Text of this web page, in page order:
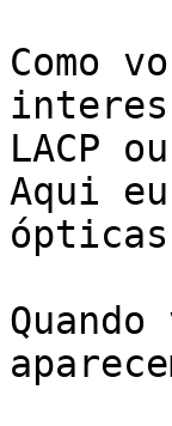
Como
LACP
Aqui
ópticas